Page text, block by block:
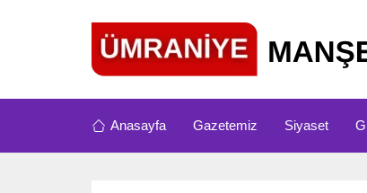
Anasayfa Gazetemiz Siyaset